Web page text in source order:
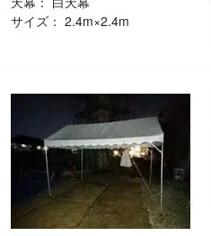
サイズ： 2.4m×2.4m